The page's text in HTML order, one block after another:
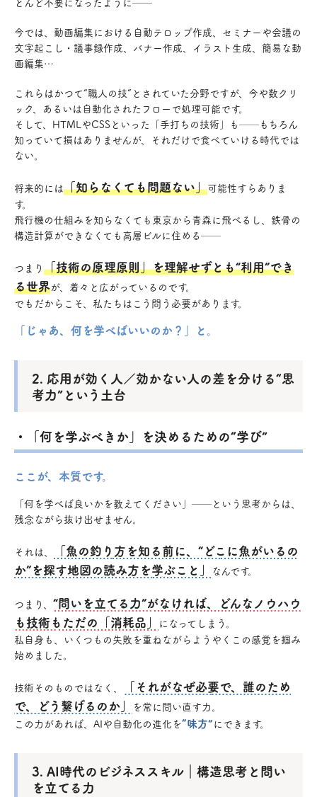
今では、動画編集における自動テロップ作成、セミナーや会議の
文字起こし・議事録作成、バナー作成、イラスト生成、簡易な動
画編集…
これらはかつて“職人の技”とされていた分野ですが、今や数クリ
ック、あるいは自動化されたフローで処理可能です。
そして、HTMLやCSSといった「手打ちの技術」も──もちろん
知っていて損はありませんが、それだけで食べていける時代では
ない。
将来的には「知らなくても問題ない」可能性すらありま
す。
飛行機の仕組みを知らなくても東京から青森に飛べるし、鉄骨の
構造計算ができなくても高層ビルに住める──
つまり 「技術の原理原則」を理解せずとも“利用”でき
る世界が、着々と広がっているのです。
でもだからこそ、私たちはこう問う必要があります。
「じゃあ、何を学べばいいのか？」と。
2. 応用が効く人／効かない人の差を分ける“思
考力”という土台
・「何を学ぶべきか」を決めるための“学び”
ここが、本質です。
「何を学べば良いかを教えてください」──という思考からは、
残念ながら抜け出せません。
それは、
「魚の釣り方を知る前に、“どこに魚がいるの
か”を探す地図の読み方を学ぶこと」
なんです。
つまり、 “問いを立てる力”がなければ、どんなノウハウ
も技術もただの「消耗品」
になってしまう。
私自身も、いくつもの失敗を重ねながらようやくこの感覚を掴み
始めました。
技術そのものではなく、
「それがなぜ必要で、誰のため
で、どう繋げるのか」
を常に問い直す力。
この力があれば、AIや自動化の進化を“味方”にできます。
3. AI時代のビジネススキル｜構造思考と問い
を立てる力